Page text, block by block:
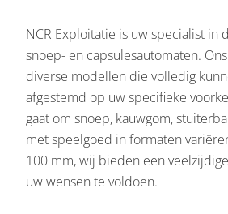
NCR Exploitatie is uw specialist in
snoep- en capsulesautomaten.
diverse modellen die volledig
afgestemd op uw specifieke
gaat om snoep, kauwgom,
met speelgoed in formaten
100 mm, wij bieden een
uw wensen te voldoen.